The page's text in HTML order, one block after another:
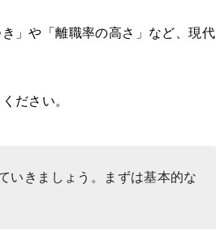
」や「離職率の高さ」など、現代
ださい。
いきましょう。まずは基本的な